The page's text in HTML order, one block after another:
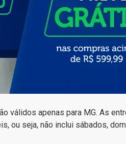
válidos apenas para MG. As
ou seja, não inclui sábados,